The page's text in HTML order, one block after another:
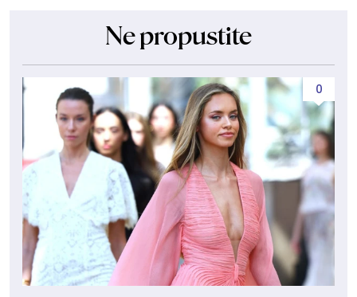
Ne propustite
0